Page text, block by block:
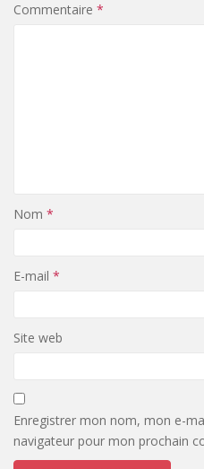
Commentaire *
Nom *
E-mail *
Site web
Enregistrer mon nom, mon e-
navigateur pour mon prochain